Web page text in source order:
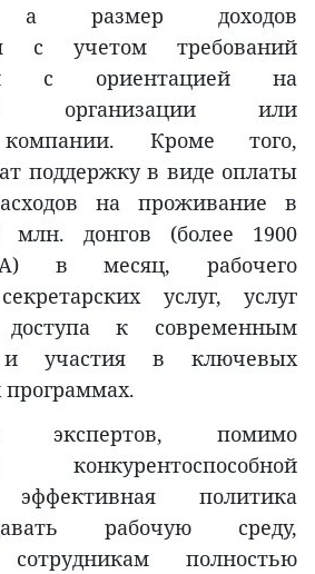
а размер доходов
с учетом требований
с ориентацией на
организации или
Кроме того,
поддержку в виде оплаты
на проживание в
млн. донгов (более 1900
в месяц, рабочего
услуг, услуг
доступа к современным
и участия в ключевых
помимо
конкурентоспособной
эффективная политика
рабочую среду,
полностью